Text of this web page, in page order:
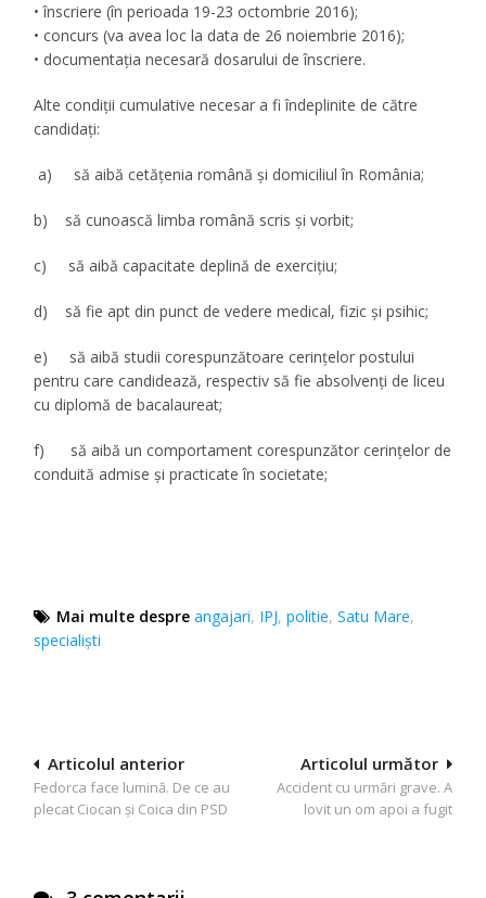
• înscriere (în perioada 19-23 octombrie 2016);
• concurs (va avea loc la data de 26 noiembrie 2016);
• documentaţia necesară dosarului de înscriere.
Alte condiţii cumulative necesar a fi îndeplinite de către
candidaţi:
a) să aibă cetăţenia română şi domiciliul în România;
b) să cunoască limba română scris şi vorbit;
c) să aibă capacitate deplină de exerciţiu;
d) să fie apt din punct de vedere medical, fizic şi psihic;
e) să aibă studii corespunzătoare cerinţelor postului
pentru care candidează, respectiv să fie absolvenți de liceu
cu diplomă de bacalaureat;
f) să aibă un comportament corespunzător cerinţelor de
conduită admise şi practicate în societate;
Mai multe despre angajari, IPJ,politie,Satu Mare,
specialişti
Navigare
în
Articolul următor
Accident cu urmări grave. A
lovit un om apoi a fugit
Articolul anterior
Fedorca face lumină. De ce au
plecat Ciocan și Coica din PSD